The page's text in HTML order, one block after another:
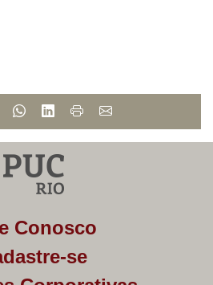
Conosco
se